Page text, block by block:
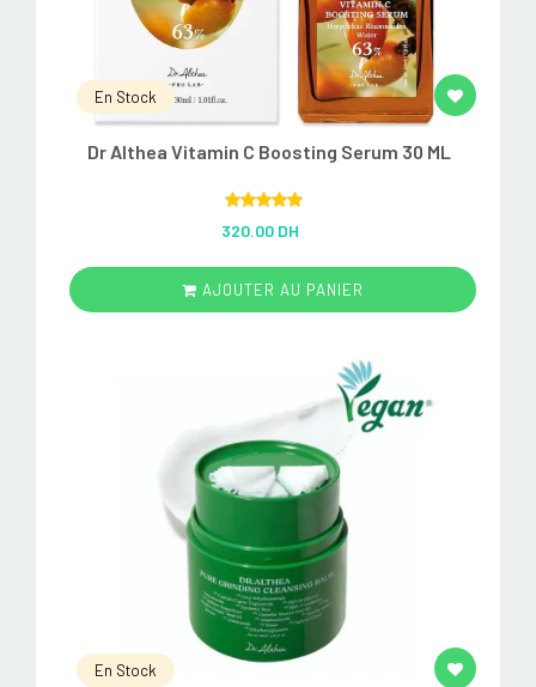
En Stock
Dr Althea Vitamin C Boosting Serum 30 ML
out of 5
320.00 DH
AJOUTER AU PANIER
En Stock